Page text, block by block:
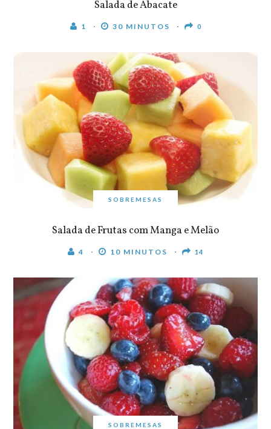
Salada de Abacate
1 30 MINUTOS 0
SOBREMESAS
Salada de Frutas com Manga e Melão
4 10 MINUTOS 14
SOBREMESAS